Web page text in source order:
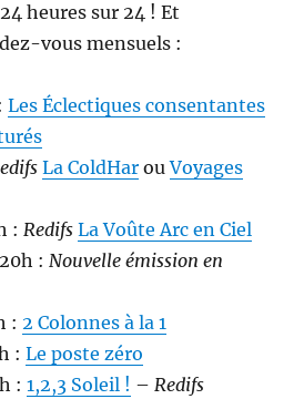
heures sur 24 ! Et
vous mensuels :
Les Éclectiques consentantes
La ColdHar ouVoyages
:Redifs La Voûte Arc en Ciel
:Nouvelle émission en
:2 Colonnes à la 1
:Le poste zéro
:1,2,3 Soleil ! –Redifs